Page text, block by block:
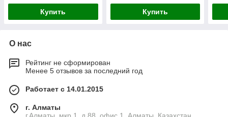
Купить Купить
О нас
Рейтинг не сформирован
Менее 5 отзывов за последний год
Работает с 14.01.2015
г. Алматы